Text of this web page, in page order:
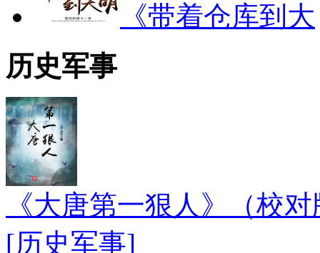
《带着仓库到大
历史军事
《大唐第一狠人》（校
[历史军事]